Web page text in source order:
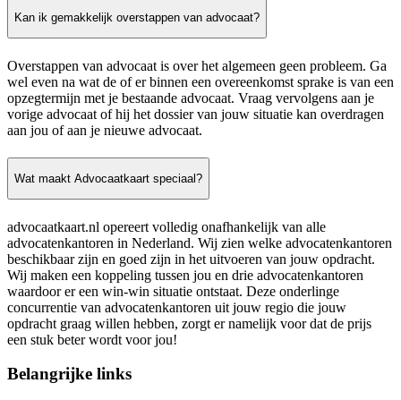
Kan ik gemakkelijk overstappen van advocaat?
Overstappen van advocaat is over het algemeen geen probleem. Ga
wel even na wat de of er binnen een overeenkomst sprake is van een
opzegtermijn met je bestaande advocaat. Vraag vervolgens aan je
vorige advocaat of hij het dossier van jouw situatie kan overdragen
aan jou of aan je nieuwe advocaat.
Wat maakt Advocaatkaart speciaal?
advocaatkaart.nl opereert volledig onafhankelijk van alle
advocatenkantoren in Nederland. Wij zien welke advocatenkantoren
beschikbaar zijn en goed zijn in het uitvoeren van jouw opdracht.
Wij maken een koppeling tussen jou en drie advocatenkantoren
waardoor er een win-win situatie ontstaat. Deze onderlinge
concurrentie van advocatenkantoren uit jouw regio die jouw
opdracht graag willen hebben, zorgt er namelijk voor dat de prijs
een stuk beter wordt voor jou!
Belangrijke links